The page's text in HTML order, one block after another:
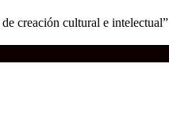
creación cultural e intelectual”